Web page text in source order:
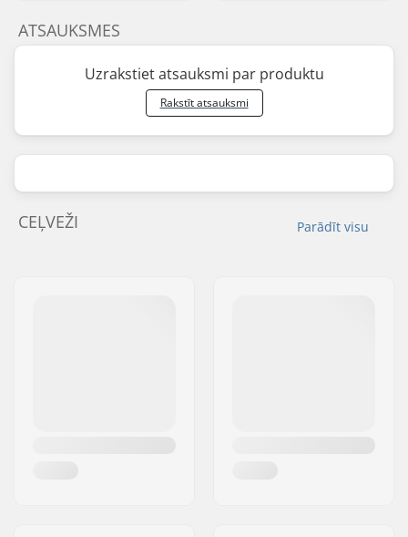
ATSAUKSMES
Uzrakstiet atsauksmi par produktu
Rakstīt atsauksmi
Parādīt visu
CEĻVEŽI